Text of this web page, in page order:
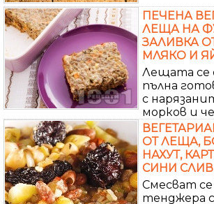
ПЕЧЕНА
ЛЕЩА НА
ЗАЛИВКА
МЛЯКО И
Лещата се
пълна
с
морков и
ОТ ЛЕЩА,
НАХУТ,
СИНИ
Смесват се
тенджера